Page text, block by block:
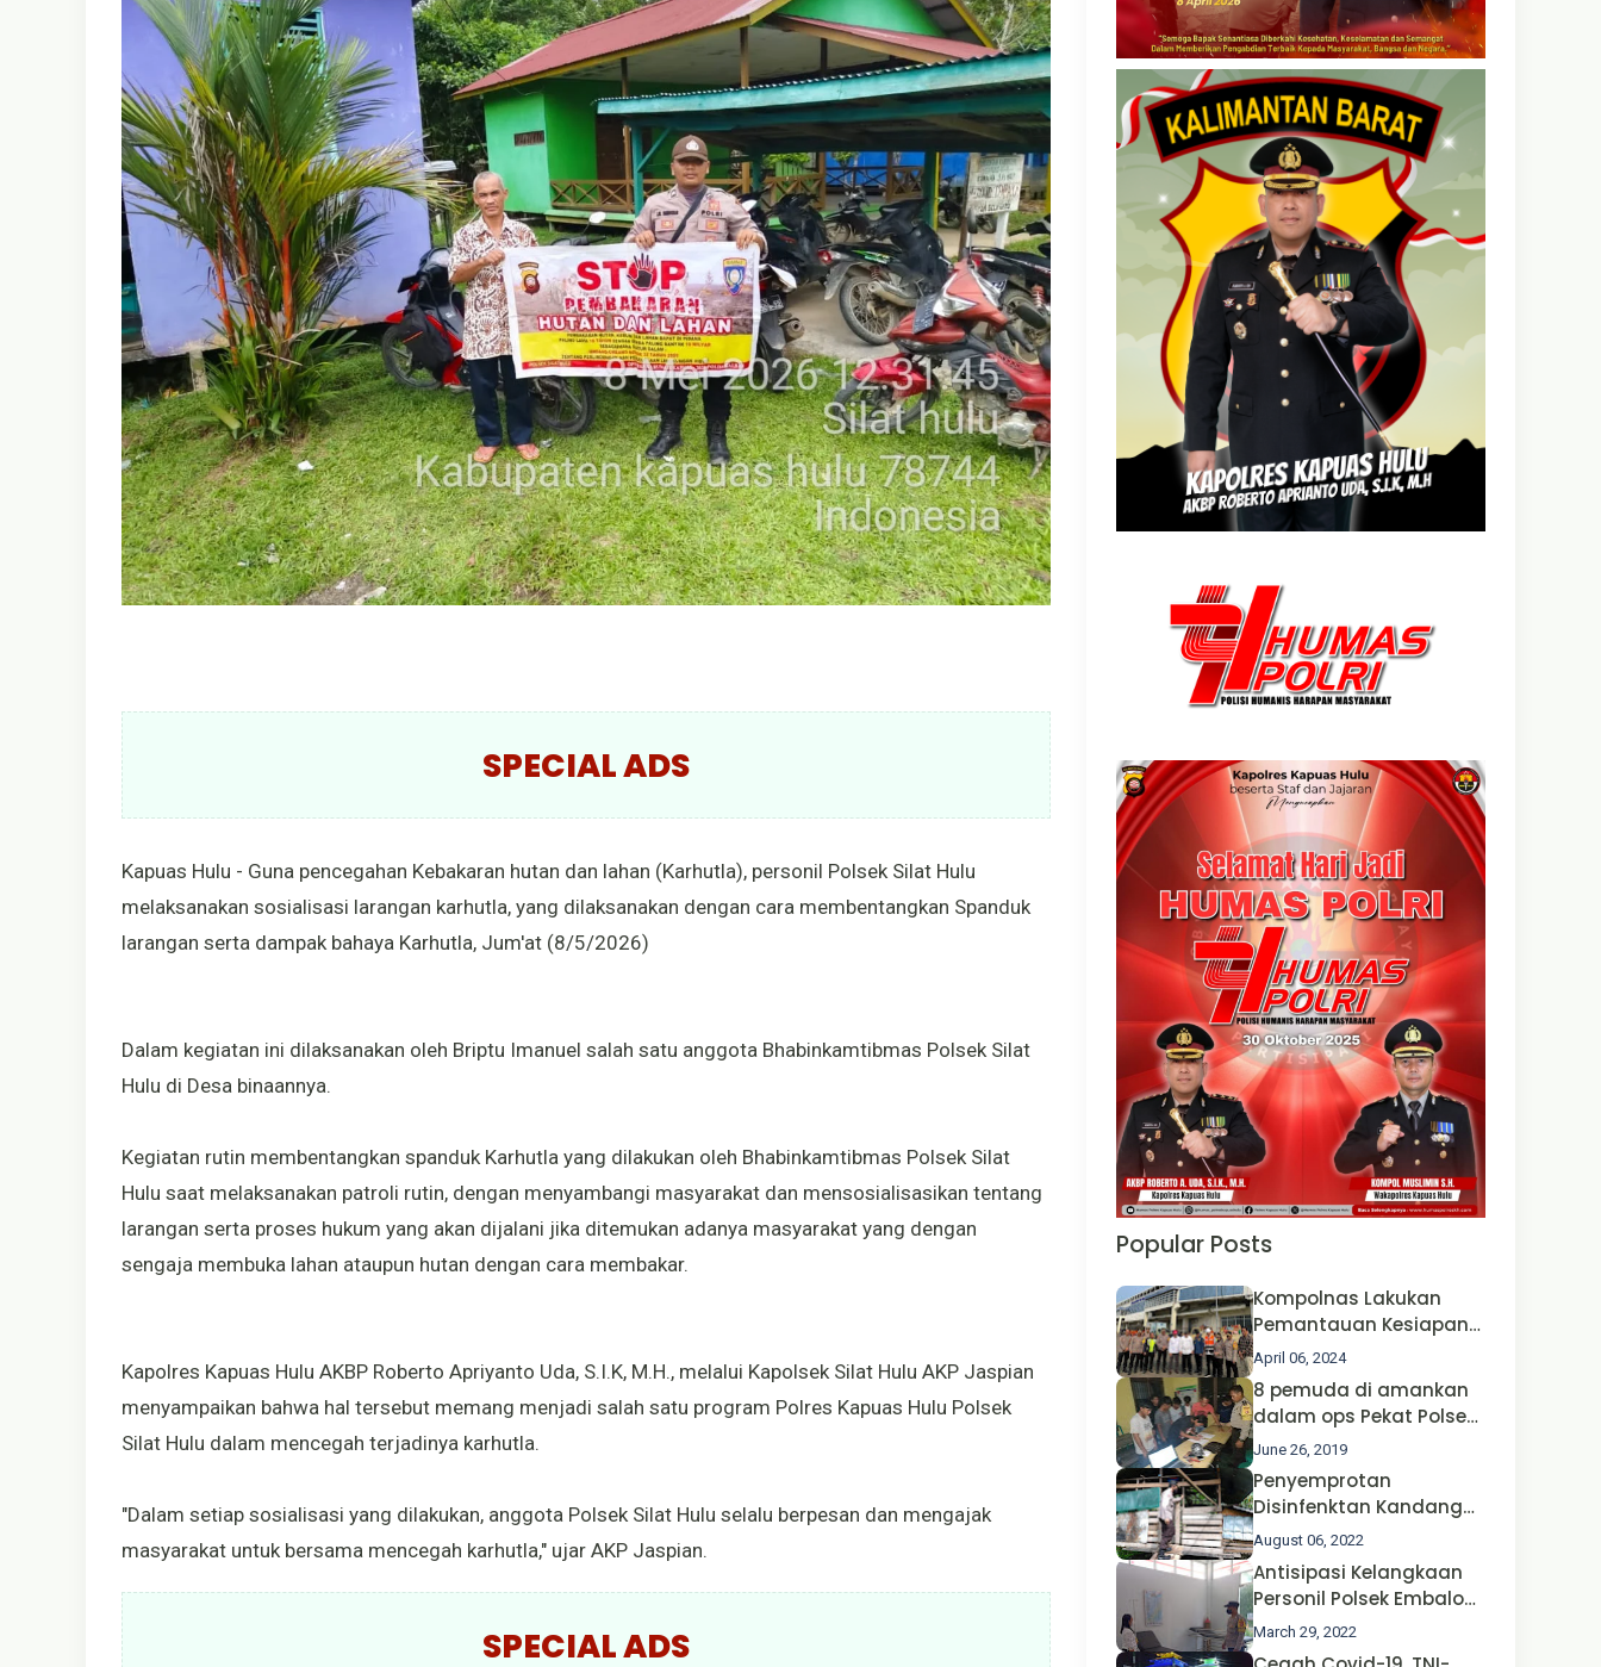
SPECIAL ADS
Kapuas Hulu - Guna pencegahan Kebakaran hutan dan lahan (Karhutla), personil Polsek Silat Hulu
melaksanakan sosialisasi larangan karhutla, yang dilaksanakan dengan cara membentangkan Spanduk
larangan serta dampak bahaya Karhutla, Jum'at (8/5/2026)
Dalam kegiatan ini dilaksanakan oleh Briptu Imanuel salah satu anggota Bhabinkamtibmas Polsek Silat
Hulu di Desa binaannya.
Kegiatan rutin membentangkan spanduk Karhutla yang dilakukan oleh Bhabinkamtibmas Polsek Silat
Hulu saat melaksanakan patroli rutin, dengan menyambangi masyarakat dan mensosialisasikan tentang
larangan serta proses hukum yang akan dijalani jika ditemukan adanya masyarakat yang dengan
sengaja membuka lahan ataupun hutan dengan cara membakar.
Kapolres Kapuas Hulu AKBP Roberto Apriyanto Uda, S.I.K, M.H., melalui Kapolsek Silat Hulu AKP Jaspian
menyampaikan bahwa hal tersebut memang menjadi salah satu program Polres Kapuas Hulu Polsek
Silat Hulu dalam mencegah terjadinya karhutla.
"Dalam setiap sosialisasi yang dilakukan, anggota Polsek Silat Hulu selalu berpesan dan mengajak
masyarakat untuk bersama mencegah karhutla," ujar AKP Jaspian.
SPECIAL ADS
Popular Posts
Kompolnas Lakukan
Pemantauan Kesiapan
Operasi Ketupat 2024 di
Polda Jatim Bersama
Kapolri dan Menteri
Perhubungan
April 06, 2024
8 pemuda di amankan
dalam ops Pekat Polsek
Jongkong
June 26, 2019
Penyemprotan
Disinfenktan Kandang
Ternak Kambing warga
Oleh Satgas Ops Aman
Nusa II Polda Kalbar*
August 06, 2022
Antisipasi Kelangkaan
Personil Polsek Embaloh
Hulu Gencar Lakukan
Pengecekan Oksigen
March 29, 2022